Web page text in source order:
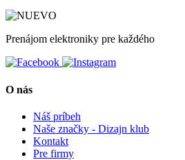
Prenájom elektroniky pre každého
O nás
Náš príbeh
Naše značky - Dizajn klub
Kontakt
Pre firmy